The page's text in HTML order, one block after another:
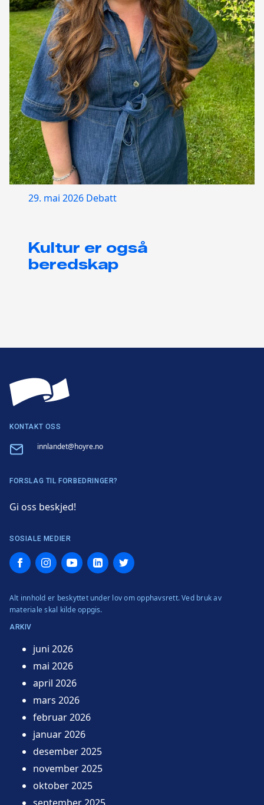
29. mai 2026 Debatt
Kultur er også
beredskap
KONTAKT OSS
Email innlandet@hoyre.no
FORSLAG TIL FORBEDRINGER?
Gi oss beskjed!
SOSIALE MEDIER
FacebookInstagramYouTubeLinkedInTwitter
Alt innhold er beskyttet under lov om opphavsrett. Ved bruk av
materiale skal kilde oppgis.
ARKIV
juni 2026
mai 2026
april 2026
mars 2026
februar 2026
januar 2026
desember 2025
november 2025
oktober 2025